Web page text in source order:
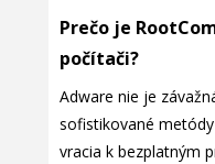
Prečo je
počítači?
Adware nie je
sofistikované
vracia k bezplatným